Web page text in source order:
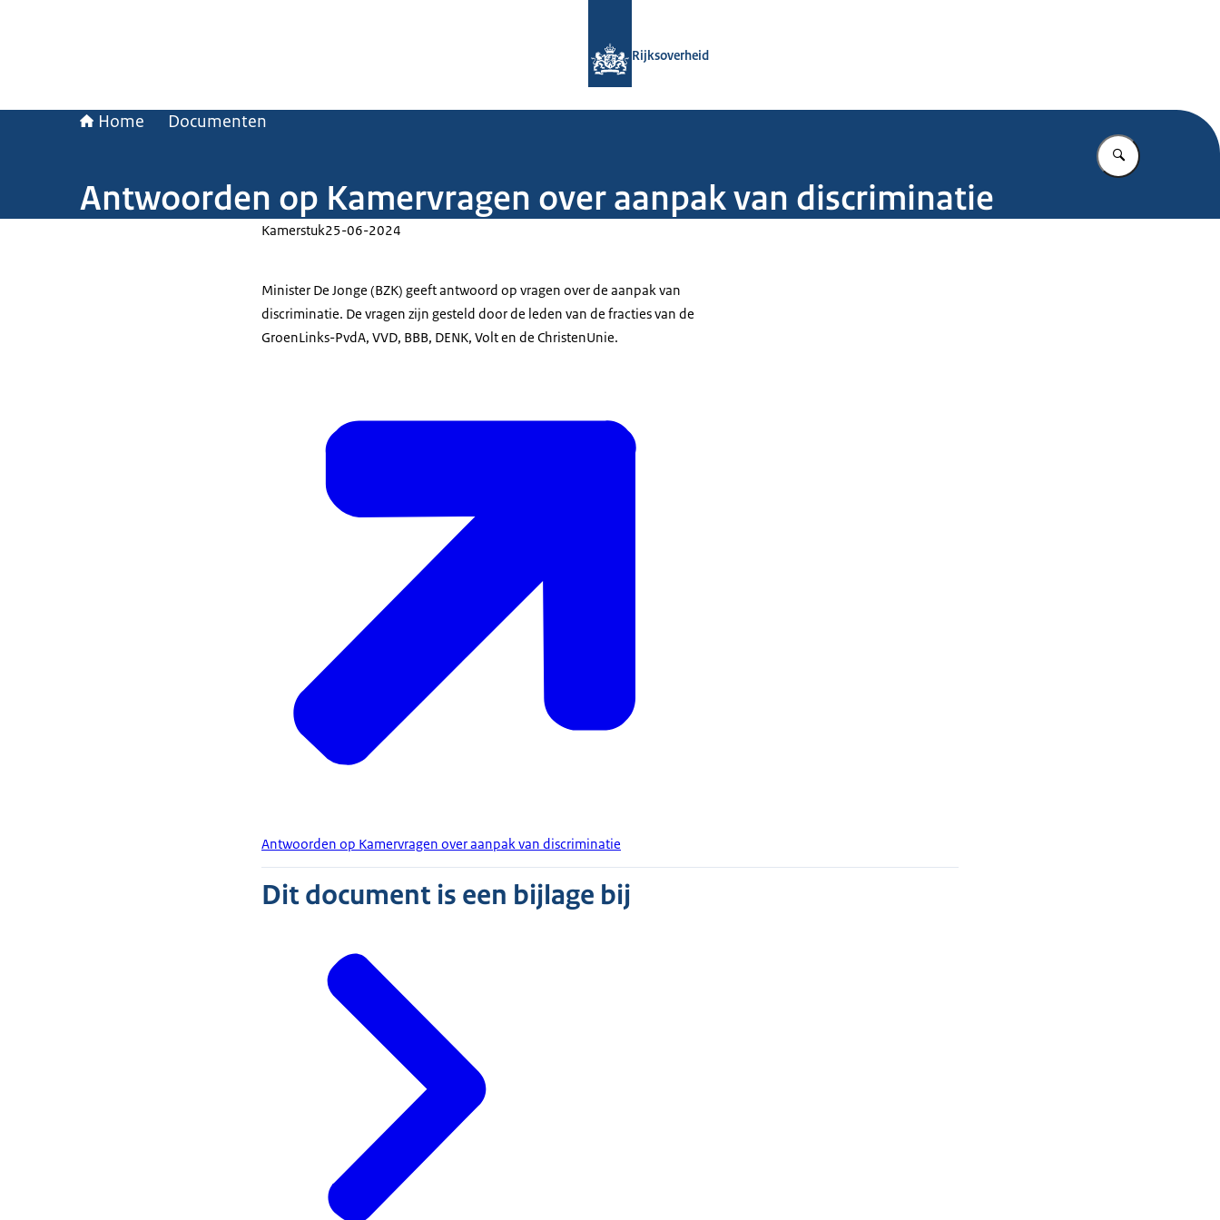
Rijksoverheid
Home Documenten
Vul in wat u
Antwoorden op Kamervragen over aanpak van discriminatie
Kamerstuk25-06-2024
Minister De Jonge (BZK) geeft antwoord op vragen over de aanpak van
discriminatie. De vragen zijn gesteld door de leden van de fracties van de
GroenLinks-PvdA, VVD, BBB, DENK, Volt en de ChristenUnie.
Antwoorden op Kamervragen over aanpak van discriminatie
Dit document is een bijlage bij